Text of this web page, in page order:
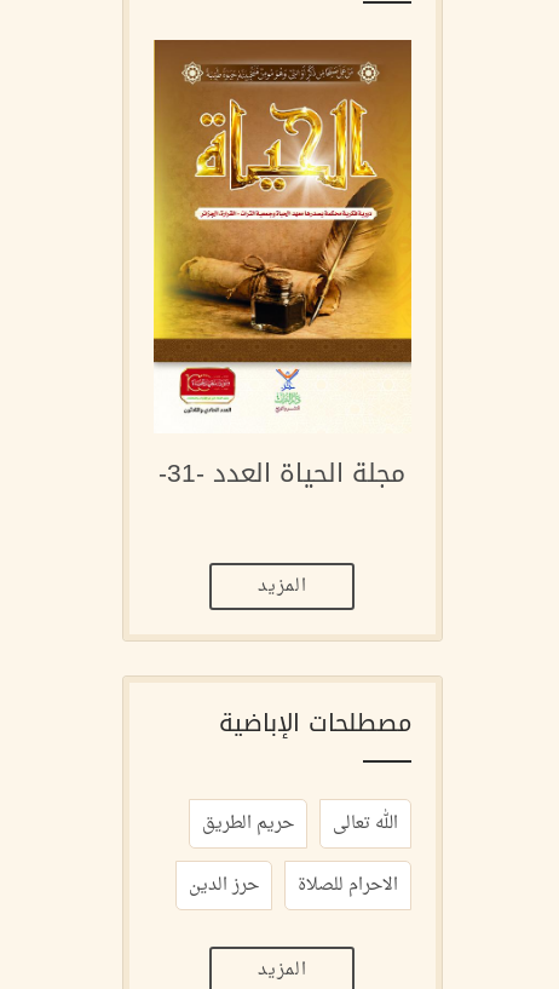
مجلة الحياة العدد -31-
المزيد
مصطلحات الإباضية
الله تعالى
حريم الطريق
الاحرام للصلاة
حرز الدين
المزيد